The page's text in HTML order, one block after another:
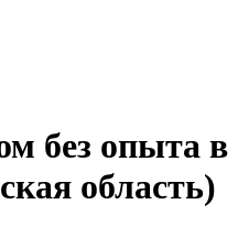
без опыта в
область)